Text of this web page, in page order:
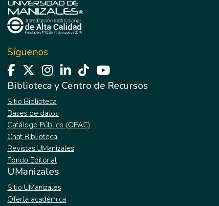
semiestructurada, la observación
participante y los grupos focales. En el
apartado del marco teórico se expusieron
oral, la memoria ancestral, cosmogonía y
cosmovisión. Después de realizar el trabajo
de campo pudo precisarse que los
con las narraciones fantásticas que han
parte de la identidad cultural de su
aún son relatadas a través de la oralidad, es
Síguenos
Biblioteca y Centro de Recursos
Sitio Biblioteca
Bases de datos
Catálogo Público (OPAC)
Chat Biblioteca
Revistas UManizales
Fondo Editorial
UManizales
Sitio UManizales
Oferta académica